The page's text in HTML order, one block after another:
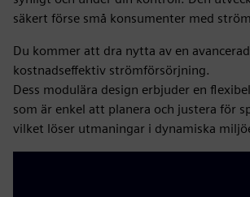
säkert förse små konsumenter med
Du kommer att dra nytta av en
kostnadseffektiv strömförsörjning.
Dess modulära design erbjuder en
som är enkel att planera och justera för
vilket löser utmaningar i dynamiska